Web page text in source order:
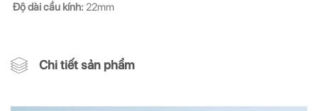
Độ dài cầu kính: 22mm
Chi tiết sản phẩm